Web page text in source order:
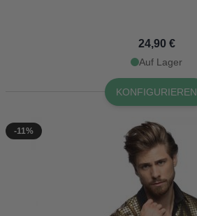
24,90 €
Auf Lager
KONFIGURIEREN
-11%